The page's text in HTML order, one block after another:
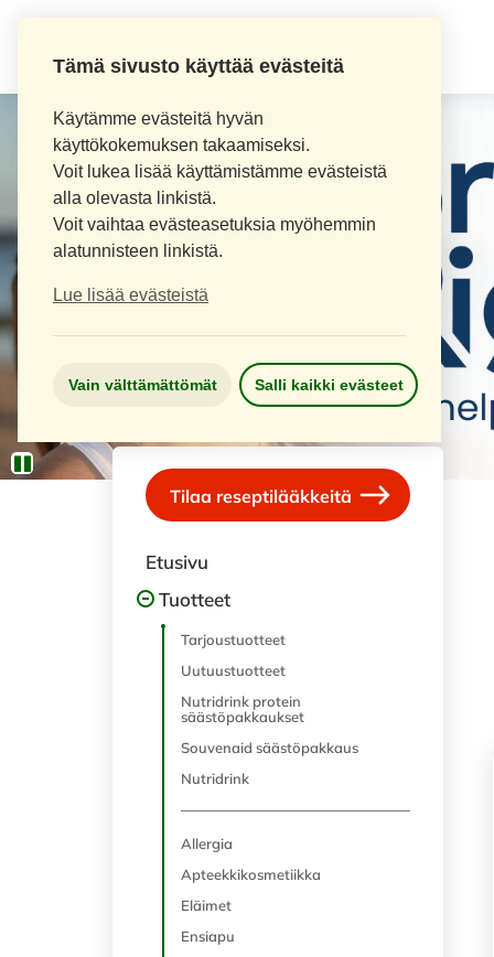
Tämä sivusto käyttää evästeitä
Käytämme evästeitä hyvän
käyttökokemuksen takaamiseksi.
Voit lukea lisää käyttämistämme evästeistä
alla olevasta linkistä.
Voit vaihtaa evästeasetuksia myöhemmin
alatunnisteen linkistä.
Lue lisää evästeistä
Vain välttämättömät Salli kaikki evästeet
Tilaa reseptilääkkeitä
Etusivu
Tuotteet
Tarjoustuotteet
Uutuustuotteet
Nutridrink protein
säästöpakkaukset
Souvenaid säästöpakkaus
Nutridrink
Allergia
Apteekkikosmetiikka
Eläimet
Ensiapu